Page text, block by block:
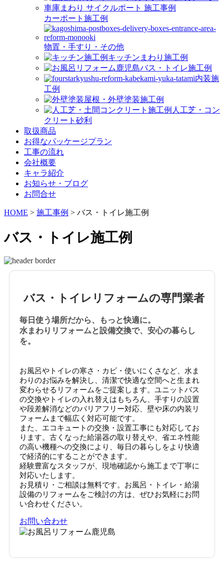
カーポート施工例
物置・手すり・その他
キッチンまわり施工例
バス・トイレ施工例
内装施
工例
屋根・外壁塗装施工例
人工芝・コン
クリート砂利
取扱商品
お得なパッケージプラン
工事の流れ
会社概要
キャラ紹介
お知らせ・ブログ
お問合せ
HOME > 施工事例 > バス・トイレ施工例
バス・トイレ施工例
バス・トイレリフォームの専門業者
毎日使う場所だから、もっと快適に。
水まわりリフォームと設備交換で、安心の暮らし
を。
お風呂やトイレの寒さ・カビ・使いにくさなど、水ま
わりのお悩みを解決し、清潔で快適な空間へと生まれ
変わらせるリフォームをご提案します。ユニットバス
の交換やトイレの入れ替えはもちろん、手すりの設置
や段差解消などのバリアフリー対応、壁や床の内装リ
フォームまで幅広く対応可能です。
また、エコキュートの交換・設置工事にも対応してお
ります。古くなった給湯器の取り替えや、省エネ性能
の高い機種への交換により、毎日の暮らしをより快適
で経済的にすることができます。
経験豊富なスタッフが、現地確認から施工まで丁寧に
対応いたします。
お見積り・ご相談は無料です。お風呂・トイレ・給湯
設備のリフォームをご検討の方は、ぜひお気軽にお問
い合わせください。
お問い合わせ